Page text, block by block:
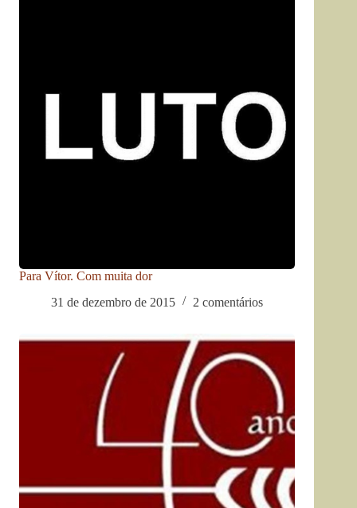
Para Vítor. Com muita dor
31 de dezembro de 2015
2 comentários